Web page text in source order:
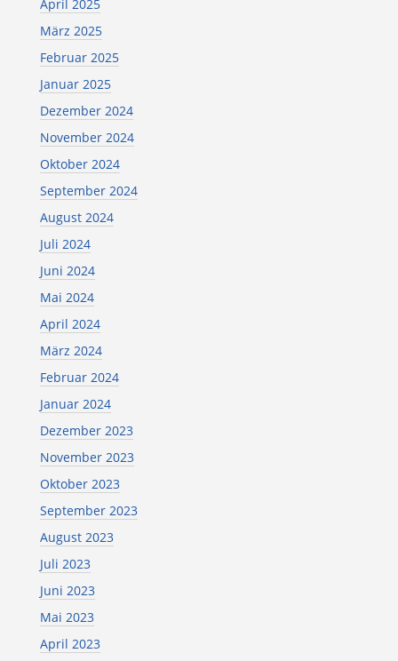
April 2025
März 2025
Februar 2025
Januar 2025
Dezember 2024
November 2024
Oktober 2024
September 2024
August 2024
Juli 2024
Juni 2024
Mai 2024
April 2024
März 2024
Februar 2024
Januar 2024
Dezember 2023
November 2023
Oktober 2023
September 2023
August 2023
Juli 2023
Juni 2023
Mai 2023
April 2023